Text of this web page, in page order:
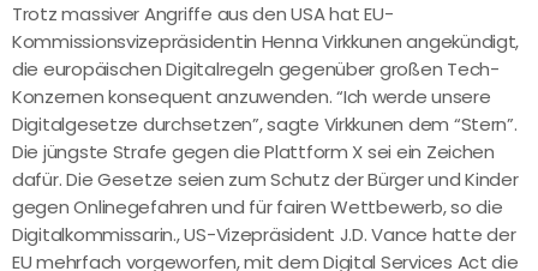
Trotz massiver Angriffe aus den USA hat EU-
Kommissionsvizepräsidentin Henna Virkkunen angekündigt,
die europäischen Digitalregeln gegenüber großen Tech-
Konzernen konsequent anzuwenden. “Ich werde unsere
Digitalgesetze durchsetzen”, sagte Virkkunen dem “Stern”.
Die jüngste Strafe gegen die Plattform X sei ein Zeichen
dafür. Die Gesetze seien zum Schutz der Bürger und Kinder
gegen Onlinegefahren und für fairen Wettbewerb, so die
Digitalkommissarin., US-Vizepräsident J.D. Vance hatte der
EU mehrfach vorgeworfen, mit dem Digital Services Act die